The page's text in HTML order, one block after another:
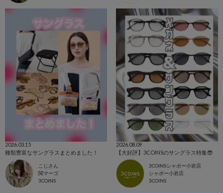
2026.03.15
種類豊富なサングラスまとめました！
こじさん
関マーゴ
3COINS
2026.08.09
【大好評】3COINSのサングラス特集😎
3COINSシャポー小岩店
シャポー小岩店
3COINS